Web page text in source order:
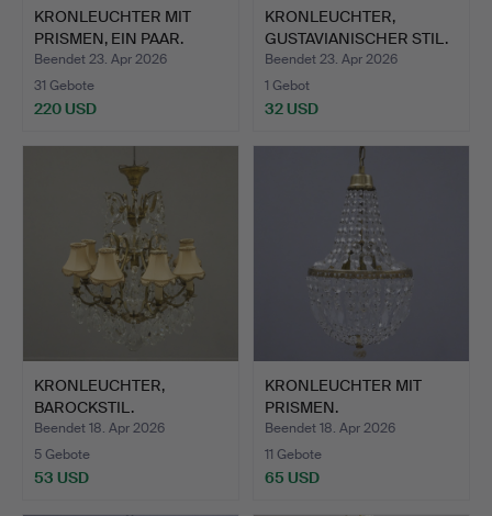
KRONLEUCHTER MIT
PRISMEN, EIN PAAR.
Beendet 23. Apr 2026
31 Gebote
220 USD
KRONLEUCHTER,
GUSTAVIANISCHER STIL.
Beendet 23. Apr 2026
1 Gebot
32 USD
KRONLEUCHTER,
BAROCKSTIL.
Beendet 18. Apr 2026
5 Gebote
53 USD
KRONLEUCHTER MIT
PRISMEN.
Beendet 18. Apr 2026
11 Gebote
65 USD